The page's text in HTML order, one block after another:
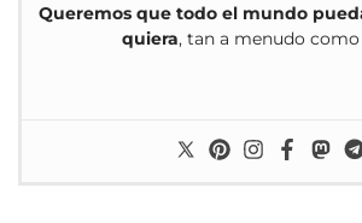
Queremos que todo el mundo
quiera, tan a menudo como